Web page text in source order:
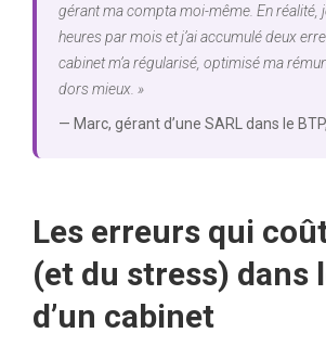
gérant ma compta moi-même. En réalité,
heures par mois et j’ai accumulé deux
cabinet m’a régularisé, optimisé ma
dors mieux. »
— Marc, gérant d’une SARL dans le
Les erreurs qui
(et du stress) dans
d’un cabinet